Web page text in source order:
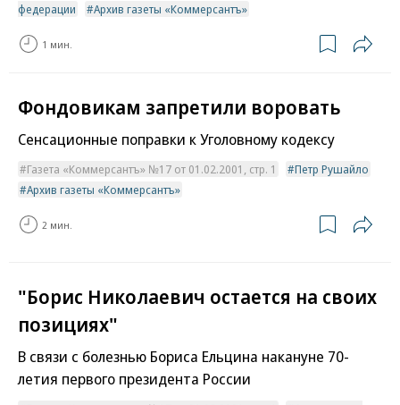
федерации
Архив газеты «Коммерсантъ»
1 мин.
Фондовикам запретили воровать
Сенсационные поправки к Уголовному кодексу
Газета «Коммерсантъ» №17 от 01.02.2001, стр. 1
Петр Рушайло
Архив газеты «Коммерсантъ»
2 мин.
"Борис Николаевич остается на своих
позициях"
В связи с болезнью Бориса Ельцина накануне 70-
летия первого президента России